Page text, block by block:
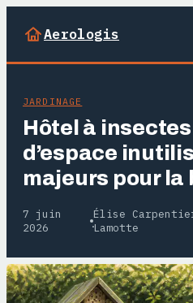
Aerologis
JARDINAGE
Hôtel à insectes
d’espace
majeurs pour
7 juin
2026
·
Élise
Lamotte